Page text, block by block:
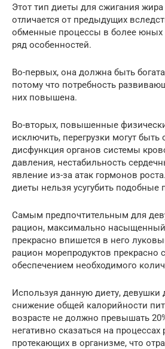
Этот тип диеты для сжигания жира
отличается от предыдущих
обменные процессы в более юных
ряд особенностей.
Во-первых, она должна быть
потому что потребность
них повышена.
Во-вторых, повышенные
исключить, перегрузки могут
дисфункция органов системы
давления, нестабильность
явление из-за атак гормонов
диеты нельзя усугубить подобные
Самым предпочтительным для
рацион, максимально
прекрасно впишется в него
рацион морепродуктов прекрасно
обеспечением необходимого
Используя данную диету,
снижение общей калорийности
возрасте не должно превышать
негативно сказаться на процессах
протекающих в организме, что